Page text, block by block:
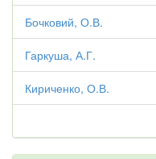
Бочковий, О.В.
Гаркуша, А.Г.
Кириченко, О.В.